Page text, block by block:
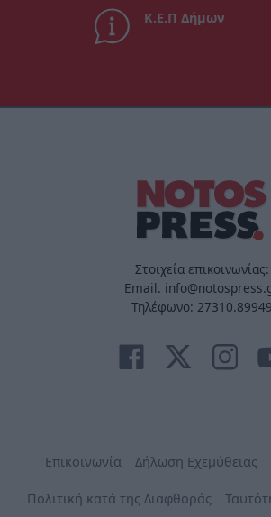
Κ.Ε.Π Δήμων
Στοιχεία επικοινωνίας:
Email.
Τηλέφωνο: 27310.89949
Επικοινωνία Δήλωση Εχεμύθειας
Πολιτική κατά της Διαφθοράς